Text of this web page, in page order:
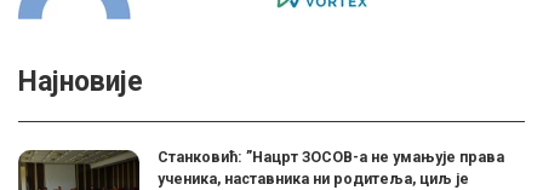
Најновије
Станковић: ”Нацрт ЗОСОВ-а не умањује права
ученика, наставника ни родитеља, циљ је